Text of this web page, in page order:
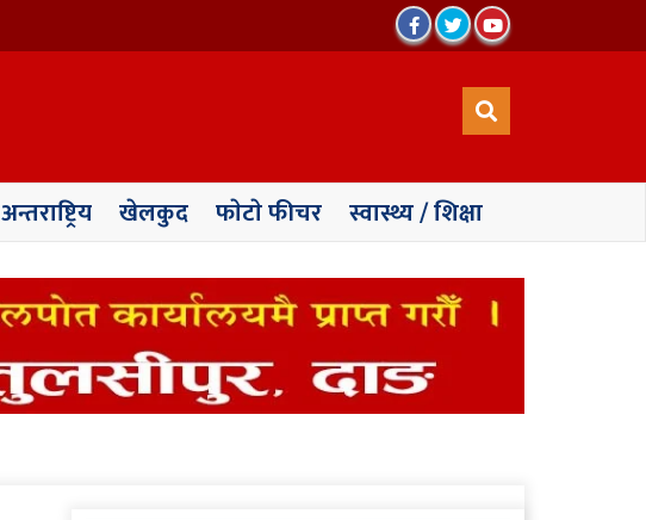
अन्तराष्ट्रिय खेलकुद फाेटाे फीचर स्वास्थ्य / शिक्षा